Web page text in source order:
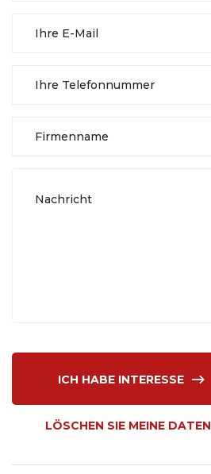
ICH HABE INTERESSE
LÖSCHEN SIE MEINE DATEN